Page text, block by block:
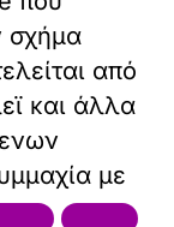
σχήμα
από
και άλλα
με